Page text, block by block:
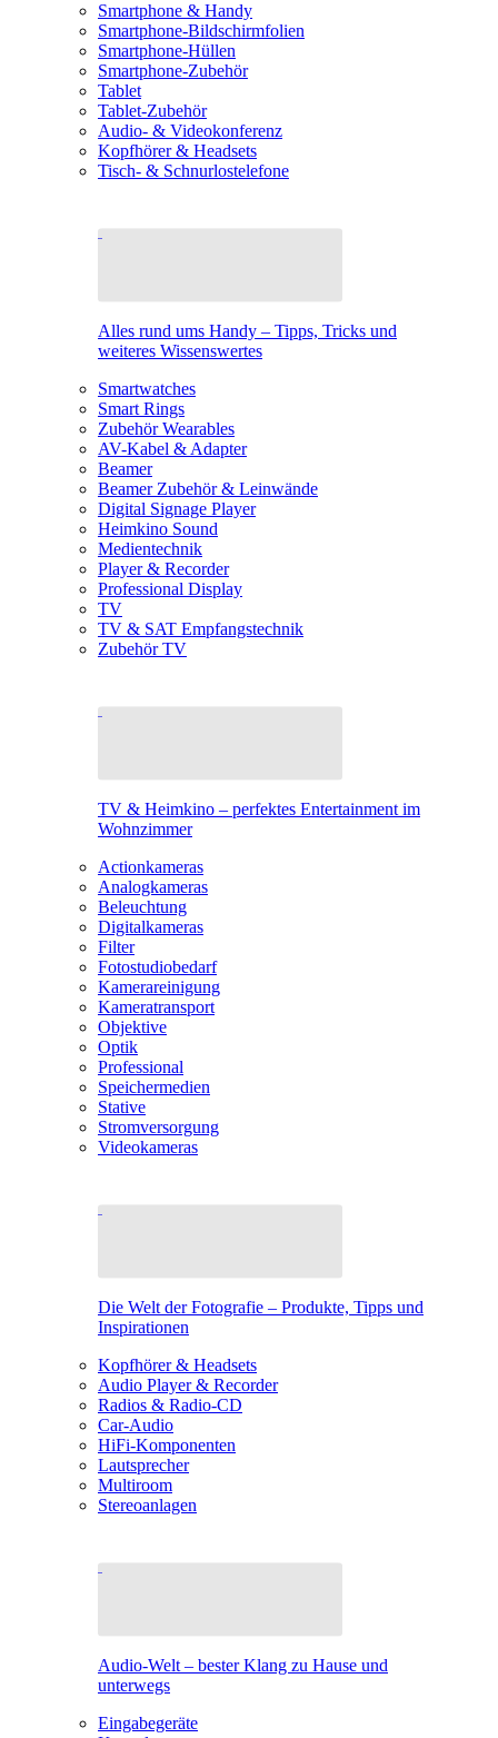
Smartphone & Handy
Smartphone-Bildschirmfolien
Smartphone-Hüllen
Smartphone-Zubehör
Tablet
Tablet-Zubehör
Audio- & Videokonferenz
Kopfhörer & Headsets
Tisch- & Schnurlostelefone
Alles rund ums Handy – Tipps, Tricks und
weiteres Wissenswertes
Smartwatches
Smart Rings
Zubehör Wearables
AV-Kabel & Adapter
Beamer
Beamer Zubehör & Leinwände
Digital Signage Player
Heimkino Sound
Medientechnik
Player & Recorder
Professional Display
TV
TV & SAT Empfangstechnik
Zubehör TV
TV & Heimkino – perfektes Entertainment im
Wohnzimmer
Actionkameras
Analogkameras
Beleuchtung
Digitalkameras
Filter
Fotostudiobedarf
Kamerareinigung
Kameratransport
Objektive
Optik
Professional
Speichermedien
Stative
Stromversorgung
Videokameras
Die Welt der Fotografie – Produkte, Tipps und
Inspirationen
Kopfhörer & Headsets
Audio Player & Recorder
Radios & Radio-CD
Car-Audio
HiFi-Komponenten
Lautsprecher
Multiroom
Stereoanlagen
Audio-Welt – bester Klang zu Hause und
unterwegs
Eingabegeräte